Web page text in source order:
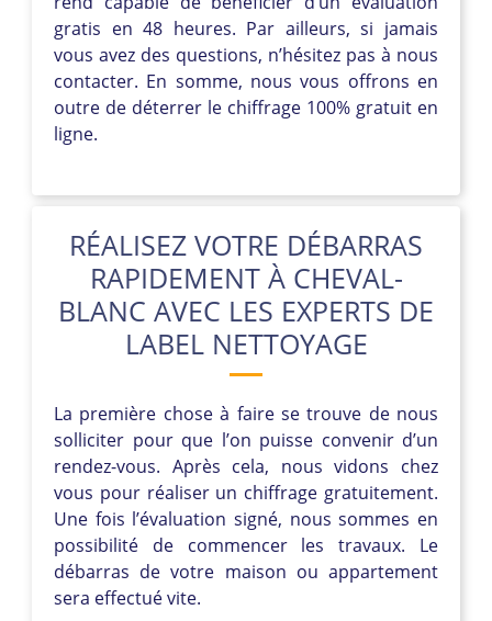
gratis en 48 heures. Par ailleurs, si jamais
vous avez des questions, n’hésitez pas à nous
contacter. En somme, nous vous offrons en
outre de déterrer le chiffrage 100% gratuit en
ligne.
RÉALISEZ VOTRE DÉBARRAS
RAPIDEMENT À CHEVAL-
BLANC AVEC LES EXPERTS DE
LABEL NETTOYAGE
La première chose à faire se trouve de nous
solliciter pour que l’on puisse convenir d’un
rendez-vous. Après cela, nous vidons chez
vous pour réaliser un chiffrage gratuitement.
Une fois l’évaluation signé, nous sommes en
possibilité de commencer les travaux. Le
débarras de votre maison ou appartement
sera effectué vite.